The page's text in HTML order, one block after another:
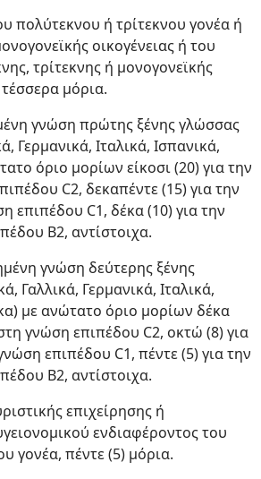
πολύτεκνου ή τρίτεκνου γονέα ή
οικογένειας ή του
τρίτεκνης ή μονογονεϊκής
τέσσερα μόρια.
γνώση πρώτης ξένης γλώσσας
Γερμανικά, Ιταλικά, Ισπανικά,
όριο μορίων είκοσι (20) για την
C2, δεκαπέντε (15) για την
επιπέδου C1, δέκα (10) για την
Β2, αντίστοιχα.
γνώση δεύτερης ξένης
Γαλλικά, Γερμανικά, Ιταλικά,
με ανώτατο όριο μορίων δέκα
γνώση επιπέδου C2, οκτώ (8) για
επιπέδου C1, πέντε (5) για την
Β2, αντίστοιχα.
επιχείρησης ή
ενδιαφέροντος του
γονέα, πέντε (5) μόρια.